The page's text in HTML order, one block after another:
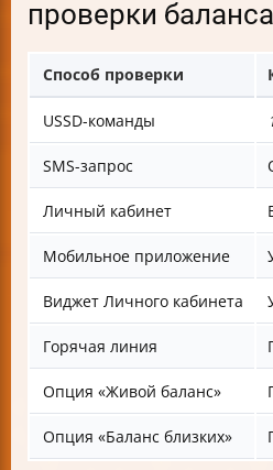
проверки
Способ проверки
USSD-команды
SMS-запрос
Личный кабинет
Мобильное приложение
Виджет Личного кабинета
Горячая линия
Опция «Живой баланс»
Опция «Баланс близких»